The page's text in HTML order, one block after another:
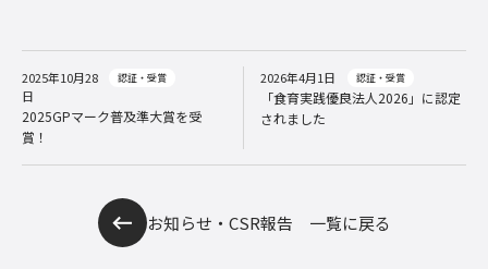
2025年10月28
日
認証・受賞
2025GPマーク普及準大賞を受
賞！
2026年4月1日 認証・受賞
「食育実践優良法人2026」に認定
されました
お知らせ・CSR報告 一覧に戻る